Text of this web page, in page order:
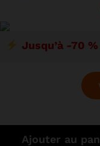
Ajouter au
Jusqu’à -70